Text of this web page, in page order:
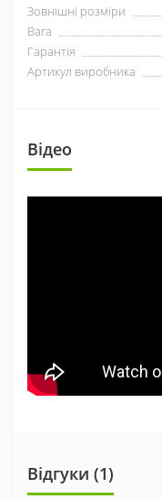
Зовнішні розміри
Вага
Гарантія
Артикул виробника
Відео
Відгуки (1)